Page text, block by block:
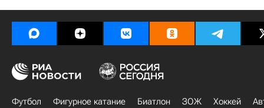
Футбол Фигурное катание Биатлон ЗОЖ Хоккей